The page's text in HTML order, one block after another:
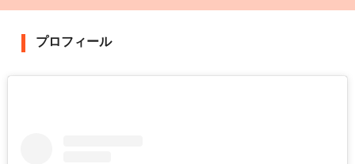
プロフィール